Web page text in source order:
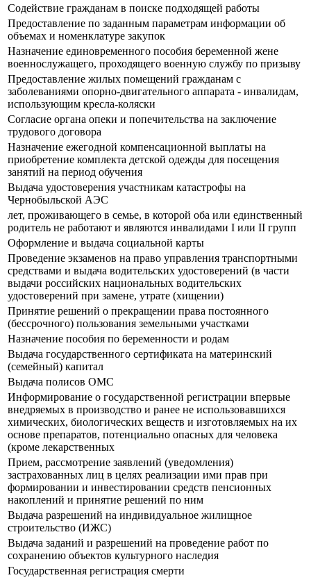
Содействие гражданам в поиске подходящей работы
Предоставление по заданным параметрам информации об
объемах и номенклатуре закупок
Назначение единовременного пособия беременной жене
военнослужащего, проходящего военную службу по призыву
Предоставление жилых помещений гражданам с
заболеваниями опорно-двигательного аппарата - инвалидам,
использующим кресла-коляски
Согласие органа опеки и попечительства на заключение
трудового договора
Назначение ежегодной компенсационной выплаты на
приобретение комплекта детской одежды для посещения
занятий на период обучения
Выдача удостоверения участникам катастрофы на
Чернобыльской АЭС
лет, проживающего в семье, в которой оба или единственный
родитель не работают и являются инвалидами I или II групп
Оформление и выдача социальной карты
Прoведение экзаменов на право управления транспортными
средствами и выдача водительских удостоверений (в части
выдачи российских национальных водительских
удостоверений при замене, утрате (хищении)
Принятие решений о прекращении права постоянного
(бессрочного) пользования земельными участками
Назначение пособия по беременности и родам
Выдача государственного сертификата на материнский
(семейный) капитал
Выдача полисов ОМС
Информирование о государственной регистрации впервые
внедряемых в производство и ранее не использовавшихся
химических, биологических веществ и изготовляемых на их
основе препаратов, потенциально опасных для человека
(кроме лекарственных
Прием, рассмотрение заявлений (уведомления)
застрахованных лиц в целях реализации ими прав при
формировании и инвестировании средств пенсионных
накоплений и принятие решений по ним
Выдача разрешений на индивидуальное жилищное
строительство (ИЖС)
Выдача заданий и разрешений на проведение работ по
сохранению объектов культурного наследия
Государственная регистрация смерти